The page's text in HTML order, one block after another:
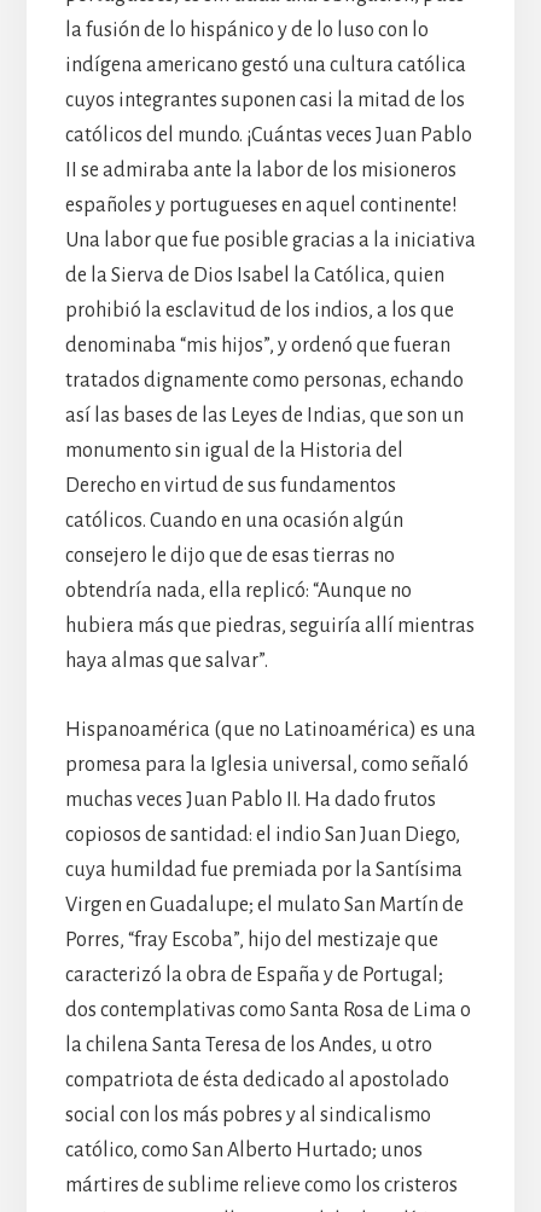
la fusión de lo hispánico y de lo luso con lo
indígena americano gestó una cultura católica
cuyos integrantes suponen casi la mitad de los
católicos del mundo. ¡Cuántas veces Juan Pablo
II se admiraba ante la labor de los misioneros
españoles y portugueses en aquel continente!
Una labor que fue posible gracias a la iniciativa
de la Sierva de Dios Isabel la Católica, quien
prohibió la esclavitud de los indios, a los que
denominaba “mis hijos”, y ordenó que fueran
tratados dignamente como personas, echando
así las bases de las Leyes de Indias, que son un
monumento sin igual de la Historia del
Derecho en virtud de sus fundamentos
católicos. Cuando en una ocasión algún
consejero le dijo que de esas tierras no
obtendría nada, ella replicó: “Aunque no
hubiera más que piedras, seguiría allí mientras
haya almas que salvar”.
Hispanoamérica (que no Latinoamérica) es una
promesa para la Iglesia universal, como señaló
muchas veces Juan Pablo II. Ha dado frutos
copiosos de santidad: el indio San Juan Diego,
cuya humildad fue premiada por la Santísima
Virgen en Guadalupe; el mulato San Martín de
Porres, “fray Escoba”, hijo del mestizaje que
caracterizó la obra de España y de Portugal;
dos contemplativas como Santa Rosa de Lima o
la chilena Santa Teresa de los Andes, u otro
compatriota de ésta dedicado al apostolado
social con los más pobres y al sindicalismo
católico, como San Alberto Hurtado; unos
mártires de sublime relieve como los cristeros